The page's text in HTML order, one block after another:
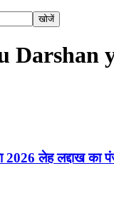
Darshan
2026 लेह लद्दाख